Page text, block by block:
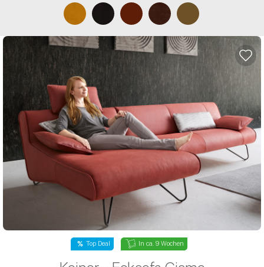
Lagerräumung In ca. 11 Wochen
W.Schillig - Einzelsofa Montanaa II
Das Einzelsofa Montanaa II besitzt eine PUR-Schaum-
Polsterung und einen Leder-Bezug
statt5.700 € 3.420 € -40%